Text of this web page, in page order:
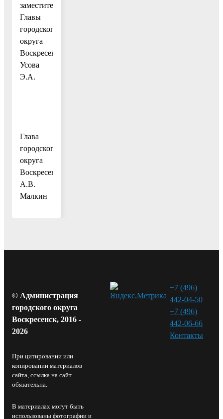
заместителя
Главы
городского
округа
Воскресенск
Усова
Э.А.
Глава
городского
округа
Воскресенск
А.В.
Малкин
© Администрация
городского округа
Воскресенск, 2016 -
2026
При цитировании или
копировании материалов
сайта, ссылка на сайт
обязательна.
В материалах могут быть
использованы фотографии и
+7 (496)
442-04-50
+7 (496)
442-06-66
Контакты⁠